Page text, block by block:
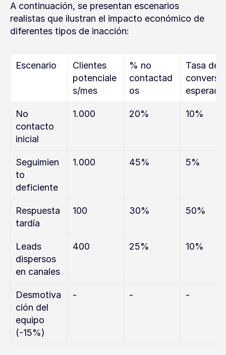
A continuación, se presentan escenarios
realistas que ilustran el impacto económico de
diferentes tipos de inacción:
Escenario
Clientes
potenciale
s/mes
% no
contactad
os
Tasa de
esperada
No
contacto
inicial
1.000 20% 10%
Seguimien
to
deficiente
1.000 45% 5%
Respuesta
tardía
100 30% 50%
Leads
dispersos
en canales
400 25% 10%
Desmotiva
ción del
equipo
(-15%)
- - -